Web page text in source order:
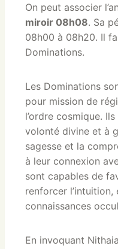
On peut associer
miroir 08h08. Sa
08h00 à 08h20. Il
Dominations.
Les Dominations
pour mission de
l’ordre cosmique.
volonté divine et à
sagesse et la
à leur connexion
sont capables de
renforcer l’intuition,
connaissances
En invoquant